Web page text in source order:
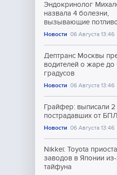
Эндокринолог
назвала 4 болезни,
вызывающие
Новости 06 Августа 13:46
Дептранс Москвы
водителей о жаре до
градусов
Новости 06 Августа 13:46
Грайфер: выписали 2
пострадавших от
Новости 06 Августа 13:46
Nikkei: Toyota
заводов в Японии
тайфуна